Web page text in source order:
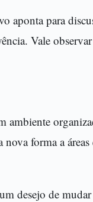
aponta para
Vale
forma a
desejo de